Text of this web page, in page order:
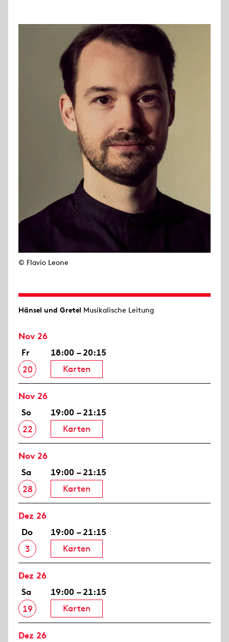
© Flavio Leone
Hänsel und Gretel Musikalische Leitung
Nov 26
Fr
20
18:00 – 20:15
Karten
Nov 26
So
22
19:00 – 21:15
Karten
Nov 26
Sa
28
19:00 – 21:15
Karten
Dez 26
Do
3
19:00 – 21:15
Karten
Dez 26
Sa
19
19:00 – 21:15
Karten
Dez 26